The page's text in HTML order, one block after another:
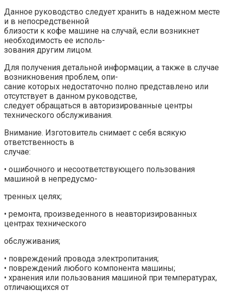
Данное руководство следует хранить в надежном месте
и в непосредственной
близости к кофе машине на случай, если возникнет
необходимость ее исполь-
зования другим лицом.
Для получения детальной информации, а также в случае
возникновения проблем, опи-
сание которых недостаточно полно представлено или
отсутствует в данном руководстве,
следует обращаться в авторизированные центры
технического обслуживания.
Внимание. Изготовитель снимает с себя всякую
ответственность в
случае:
• ошибочного и несоответствующего пользования
машиной в непредусмо-
тренных целях;
• ремонта, произведенного в неавторизированных
центрах технического
обслуживания;
• повреждений провода электропитания;
• повреждений любого компонента машины;
• хранения или пользования машиной при температурах,
отличающихся от